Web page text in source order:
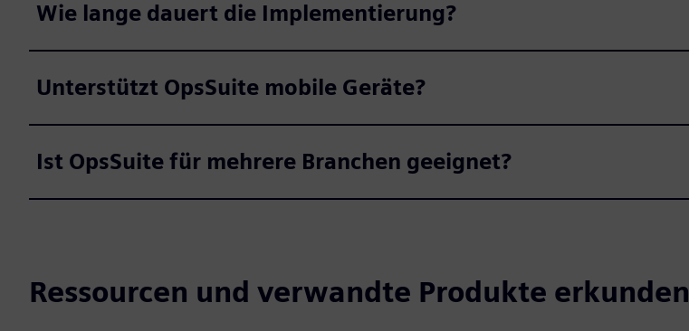
Wie lange dauert die Implementierung?
Unterstützt OpsSuite mobile Geräte?
Ist OpsSuite für mehrere Branchen geeignet?
Ressourcen und verwandte Produkte erkunden